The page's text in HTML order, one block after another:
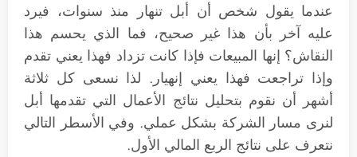
عندما يقول شخص أن أبل تنهار منذ سنوات، فيرد
عليه آخر بأن هذا غير صحيح، فما الذي يحسم هذا
النقاش؟ إنها المبيعات فإذا كانت تزداد فهذا يعني تقدم
وإذا تراجعت فهذا يعني إنهيار. لذا نسعى كل ثلاثة
أشهر أن نقوم بتحليل نتائج الأعمال التي تقدمها أبل
لنرى مسار الشركة بشكل عملي. وفي الأسطر التالي
نتعرف على نتائج الربع المالي الأول.